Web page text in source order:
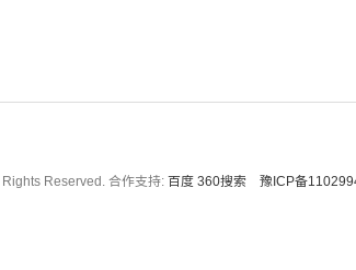
Reserved. 合作支持: 百度 360搜索 豫ICP备